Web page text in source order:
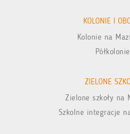
KOLONIE I
Kolonie na
Półkolonie
ZIELONE
Zielone szkoły na
Szkolne integracje